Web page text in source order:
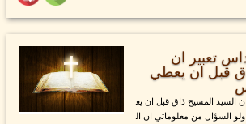
تعبير ان
قبل ان يعطي
السيد المسيح ذاق قبل ان يع
السؤال من معلوماتي ان ال